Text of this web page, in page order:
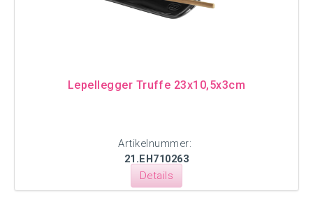
Lepellegger Truffe 23x10,5x3cm
Artikelnummer:
21.EH710263
Details